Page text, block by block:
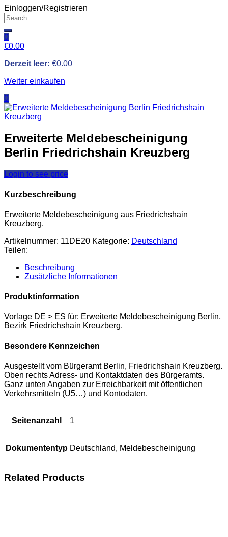
Einloggen/Registrieren
0
€0.00
Derzeit leer: €0.00
Weiter einkaufen
0
Erweiterte Meldebescheinigung
Berlin Friedrichshain Kreuzberg
Login to see price
Kurzbeschreibung
Erweiterte Meldebescheinigung aus Friedrichshain
Kreuzberg.
Artikelnummer: 11DE20 Kategorie: Deutschland
Teilen:
Beschreibung
Zusätzliche Informationen
Produktinformation
Vorlage DE > ES für: Erweiterte Meldebescheinigung Berlin,
Bezirk Friedrichshain Kreuzberg.
Besondere Kennzeichen
Ausgestellt vom Bürgeramt Berlin, Friedrichshain Kreuzberg.
Oben rechts Adress- und Kontaktdaten des Bürgeramts.
Ganz unten Angaben zur Erreichbarkeit mit öffentlichen
Verkehrsmitteln (U5…) und Kontodaten.
Seitenanzahl 1
Dokumententyp Deutschland, Meldebescheinigung
Related Products